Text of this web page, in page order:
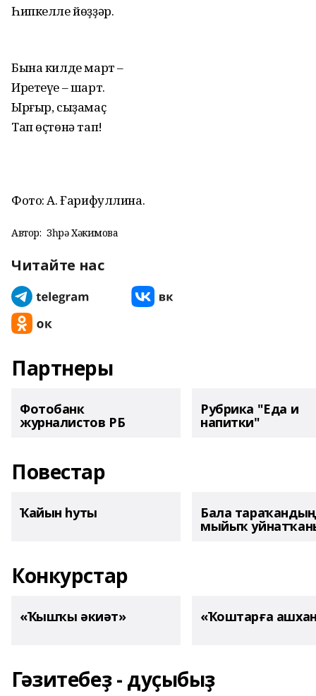
Һипкелле йөҙҙәр.
Бына килде март –
Иретеүе – шарт.
Ырғыр, сыҙамаҫ
Тап өҫтөнә тап!
Фото: А. Ғарифуллина.
Автор: Зөһрә Хәкимова
Читайте нас
Партнеры
Фотобанк
журналистов РБ
Рубрика "Еда и
напитки"
Повестар
Ҡайын һуты Бала тараҡандың
мыйыҡ
Конкурстар
«Ҡышҡы әкиәт» «Ҡоштарға
Гәзитебеҙ - дуҫыбыҙ